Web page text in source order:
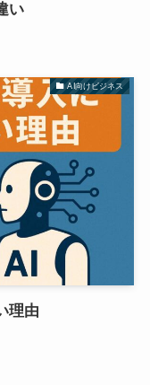
い
AI向けビジネス
理由